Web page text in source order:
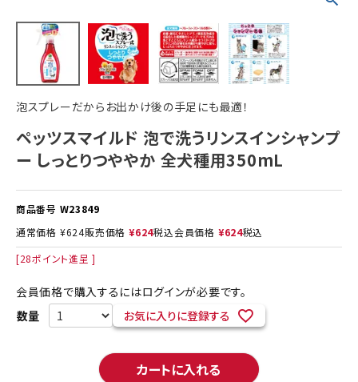
泡スプレーだからお出かけ後の手足にも最適！
ペッツスマイルド 泡で洗うリンスインシャンプ
ー しっとりつややか 全犬種用350mL
商品番号 W23849
通常価格 ¥624販売価格 ¥624税込会員価格 ¥624税込
[28ポイント進呈 ]
会員価格で購入するにはログインが必要です。
お気に入りに登録する
カートに入れる